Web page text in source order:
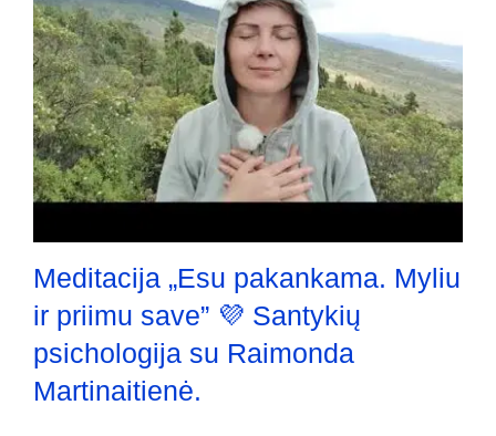
Meditacija „Esu pakankama. Myliu
ir priimu save” 💜 Santykių
psichologija su Raimonda
Martinaitienė.